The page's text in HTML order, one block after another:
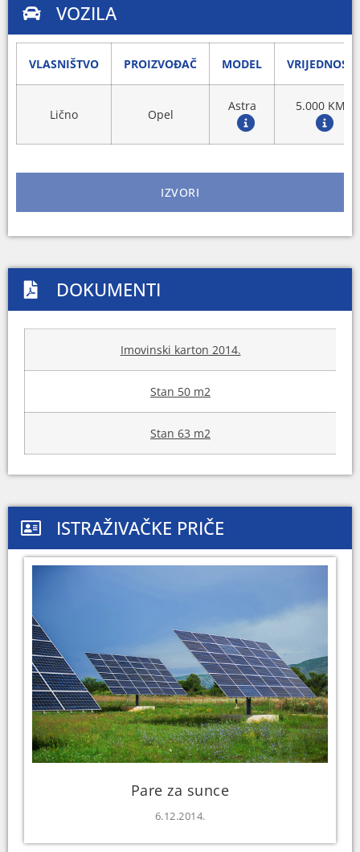
VOZILA
VLASNIŠTVO PROIZVOĐAČ MODEL VRIJEDNOST
Lično Opel
Astra 5.000 KM
IZVORI
DOKUMENTI
Imovinski karton 2014.
Stan 50 m2
Stan 63 m2
ISTRAŽIVAČKE PRIČE
Pare za sunce
6.12.2014.